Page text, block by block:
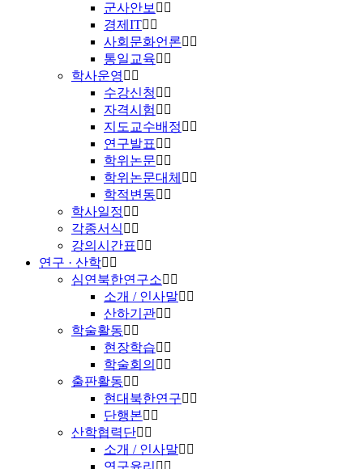
군사안보
경제IT
사회문화언론
통일교육
학사운영
수강신청
자격시험
지도교수배정
연구발표
학위논문
학위논문대체
학적변동
학사일정
각종서식
강의시간표
연구 · 산학
심연북한연구소
소개 / 인사말
산하기관
학술활동
현장학습
학술회의
출판활동
현대북한연구
단행본
산학협력단
소개 / 인사말
연구윤리